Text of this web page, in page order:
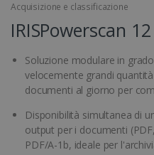
Acquisizione e classificazione
IRISPowerscan
Soluzione modulare in
velocemente grandi
documenti al giorno per
Disponibilità simultanea di
output per i documenti
PDF/A-1b, ideale per